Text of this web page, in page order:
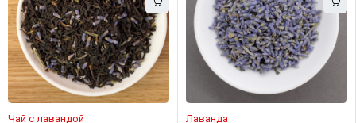
Чай с лавандой Лаванда